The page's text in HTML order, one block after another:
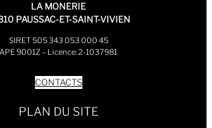
LA MONERIE
PAUSSAC-ET-SAINT-VIVIEN
SIRET 505 343 053 000 45
APE 9001Z – Licence: 2-1037981
CONTACTS
PLAN DU SITE